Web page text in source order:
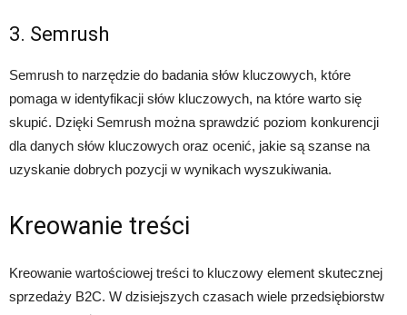
3. Semrush
Semrush to narzędzie do badania słów kluczowych, które
pomaga w identyfikacji słów kluczowych, na które warto się
skupić. Dzięki Semrush można sprawdzić poziom konkurencji
dla danych słów kluczowych oraz ocenić, jakie są szanse na
uzyskanie dobrych pozycji w wynikach wyszukiwania.
Kreowanie treści
Kreowanie wartościowej treści to kluczowy element skutecznej
sprzedaży B2C. W dzisiejszych czasach wiele przedsiębiorstw